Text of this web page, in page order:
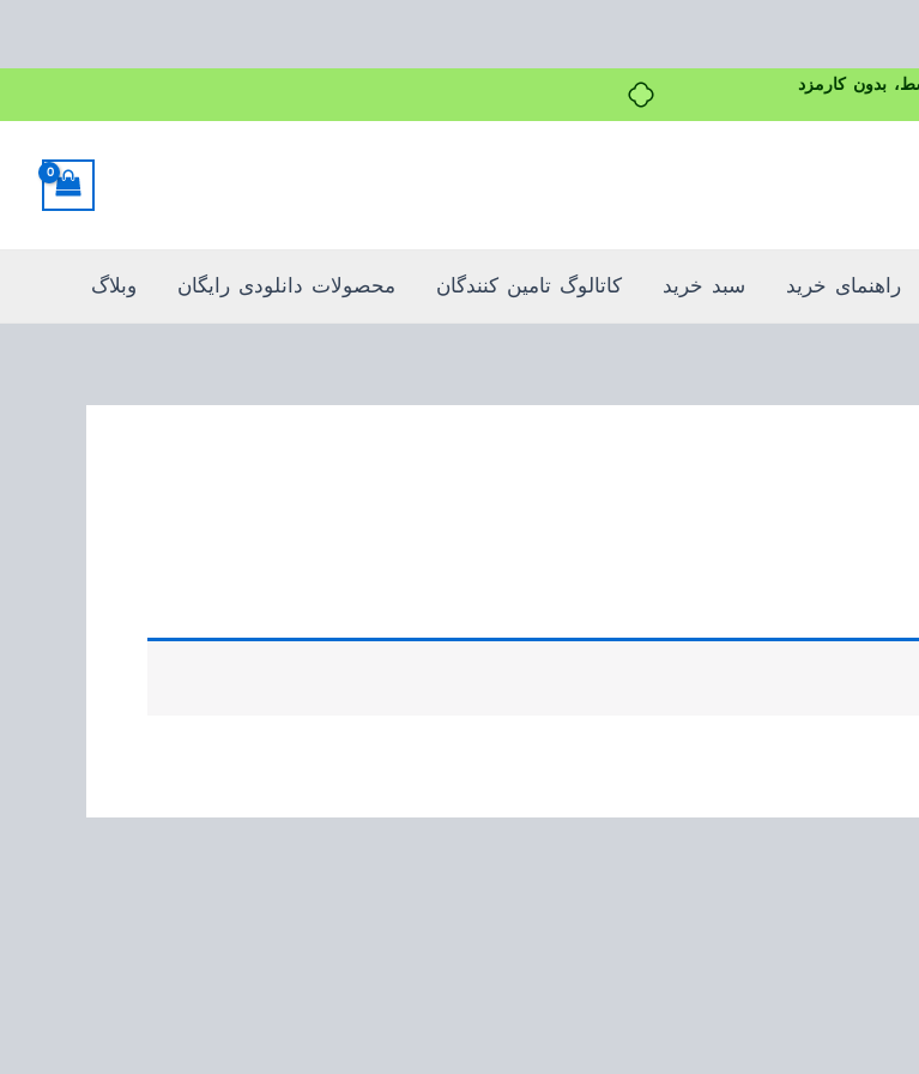
راهنمای خرید سبد خرید کاتالوگ تامین کنندگان محصولات دانلودی رایگان وبلاگ